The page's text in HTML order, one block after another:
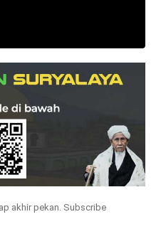
2026
akhir pekan. Subscribe